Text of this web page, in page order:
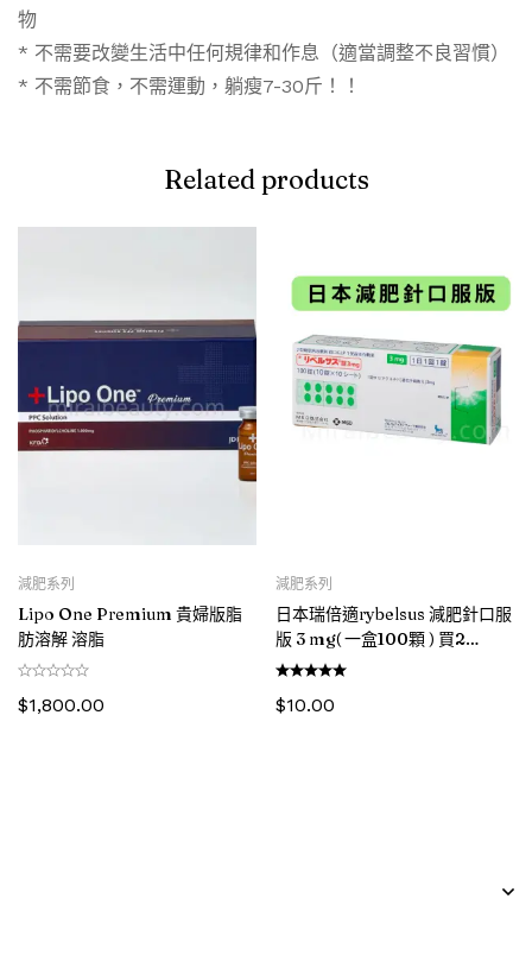
物
* 不需要改變生活中任何規律和作息（適當調整不良習慣）
* 不需節食，不需運動，躺瘦7-30斤！！
Related products
減肥系列
Lipo One Premium 貴婦版脂
肪溶解 溶脂
$1,800.00
減肥系列
日本瑞倍適rybelsus 減肥針口服
版 3 mg( 一盒100顆 ) 買2
盒-$400 買4盒-$800 (系統不
絡客服)
$10.00